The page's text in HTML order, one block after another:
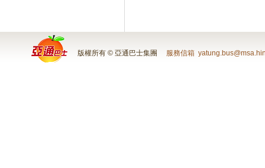
版權所有 © 亞通巴士集團 服務信箱